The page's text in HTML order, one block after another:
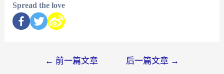
Spread the love
← 前一篇文章 后一篇文章 →